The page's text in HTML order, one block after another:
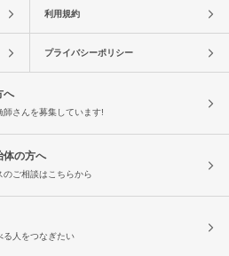
利用規約
プライバシーポリシー
へ
師さんを募集しています!
体の方へ
のご相談はこちらから
る人をつなぎたい